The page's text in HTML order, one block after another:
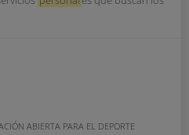
ABIERTA PARA EL DEPORTE